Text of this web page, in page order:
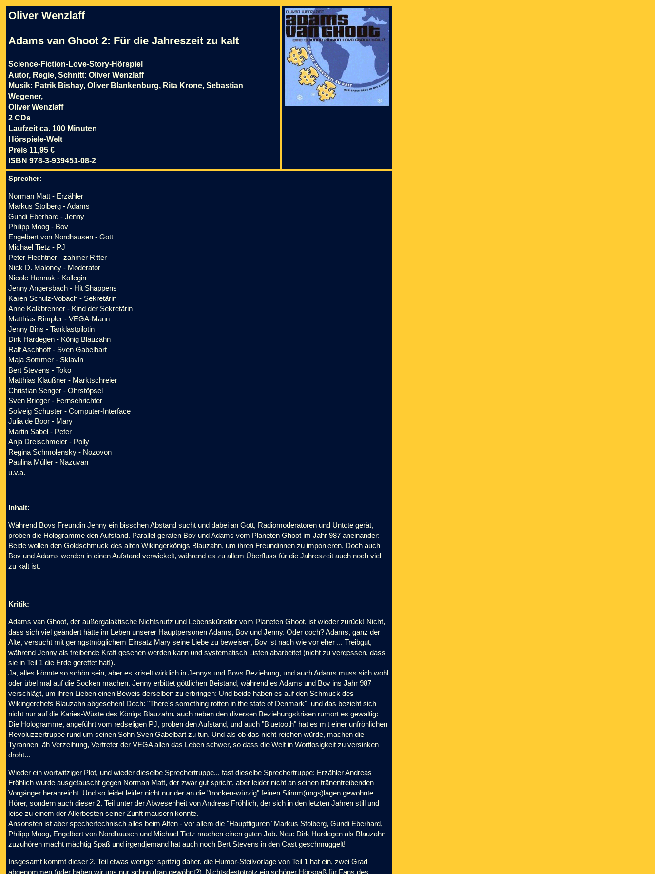
Oliver Wenzlaff
Adams van Ghoot 2: Für die Jahreszeit zu kalt
Science-Fiction-Love-Story-Hörspiel
Autor, Regie, Schnitt: Oliver Wenzlaff
Musik: Patrik Bishay, Oliver Blankenburg, Rita Krone, Sebastian
Wegener,
Oliver Wenzlaff
2 CDs
Laufzeit ca. 100 Minuten
Hörspiele-Welt
Preis 11,95 €
ISBN 978-3-939451-08-2
Sprecher:
Norman Matt - Erzähler
Markus Stolberg - Adams
Gundi Eberhard - Jenny
Philipp Moog - Bov
Engelbert von Nordhausen - Gott
Michael Tietz - PJ
Peter Flechtner - zahmer Ritter
Nick D. Maloney - Moderator
Nicole Hannak - Kollegin
Jenny Angersbach - Hit Shappens
Karen Schulz-Vobach - Sekretärin
Anne Kalkbrenner - Kind der Sekretärin
Matthias Rimpler - VEGA-Mann
Jenny Bins - Tanklastpilotin
Dirk Hardegen - König Blauzahn
Ralf Aschhoff - Sven Gabelbart
Maja Sommer - Sklavin
Bert Stevens - Toko
Matthias Klaußner - Marktschreier
Christian Senger - Ohrstöpsel
Sven Brieger - Fernsehrichter
Solveig Schuster - Computer-Interface
Julia de Boor - Mary
Martin Sabel - Peter
Anja Dreischmeier - Polly
Regina Schmolensky - Nozovon
Paulina Müller - Nazuvan
u.v.a.
Inhalt:
Während Bovs Freundin Jenny ein bisschen Abstand sucht und dabei an Gott, Radiomoderatoren und Untote gerät,
proben die Hologramme den Aufstand. Parallel geraten Bov und Adams vom Planeten Ghoot im Jahr 987 aneinander:
Beide wollen den Goldschmuck des alten Wikingerkönigs Blauzahn, um ihren Freundinnen zu imponieren. Doch auch
Bov und Adams werden in einen Aufstand verwickelt, während es zu allem Überfluss für die Jahreszeit auch noch viel
zu kalt ist.
Kritik:
Adams van Ghoot, der außergalaktische Nichtsnutz und Lebenskünstler vom Planeten Ghoot, ist wieder zurück! Nicht,
dass sich viel geändert hätte im Leben unserer Hauptpersonen Adams, Bov und Jenny. Oder doch? Adams, ganz der
Alte, versucht mit geringstmöglichem Einsatz Mary seine Liebe zu beweisen, Bov ist nach wie vor eher ... Treibgut,
während Jenny als treibende Kraft gesehen werden kann und systematisch Listen abarbeitet (nicht zu vergessen, dass
sie in Teil 1 die Erde gerettet hat!).
Ja, alles könnte so schön sein, aber es kriselt wirklich in Jennys und Bovs Beziehung, und auch Adams muss sich wohl
oder übel mal auf die Socken machen. Jenny erbittet göttlichen Beistand, während es Adams und Bov ins Jahr 987
verschlägt, um ihren Lieben einen Beweis derselben zu erbringen: Und beide haben es auf den Schmuck des
Wikingerchefs Blauzahn abgesehen! Doch: "There's something rotten in the state of Denmark", und das bezieht sich
nicht nur auf die Karies-Wüste des Königs Blauzahn, auch neben den diversen Beziehungskrisen rumort es gewaltig:
Die Hologramme, angeführt vom redseligen PJ, proben den Aufstand, und auch "Bluetooth" hat es mit einer unfröhlichen
Revoluzzertruppe rund um seinen Sohn Sven Gabelbart zu tun. Und als ob das nicht reichen würde, machen die
Tyrannen, äh Verzeihung, Vertreter der VEGA allen das Leben schwer, so dass die Welt in Wortlosigkeit zu versinken
droht...
Wieder ein wortwitziger Plot, und wieder dieselbe Sprechertruppe... fast dieselbe Sprechertruppe: Erzähler Andreas
Fröhlich wurde ausgetauscht gegen Norman Matt, der zwar gut spricht, aber leider nicht an seinen tränentreibenden
Vorgänger heranreicht. Und so leidet leider nicht nur der an die "trocken-würzig" feinen Stimm(ungs)lagen gewohnte
Hörer, sondern auch dieser 2. Teil unter der Abwesenheit von Andreas Fröhlich, der sich in den letzten Jahren still und
leise zu einem der Allerbesten seiner Zunft mausern konnte.
Ansonsten ist aber spechertechnisch alles beim Alten - vor allem die "Hauptfiguren" Markus Stolberg, Gundi Eberhard,
Philipp Moog, Engelbert von Nordhausen und Michael Tietz machen einen guten Job. Neu: Dirk Hardegen als Blauzahn
zuzuhören macht mächtig Spaß und irgendjemand hat auch noch Bert Stevens in den Cast geschmuggelt!
Insgesamt kommt dieser 2. Teil etwas weniger spritzig daher, die Humor-Steilvorlage von Teil 1 hat ein, zwei Grad
abgenommen (oder haben wir uns nur schon dran gewöhnt?). Nichtsdestotrotz ein schöner Hörspaß für Fans des